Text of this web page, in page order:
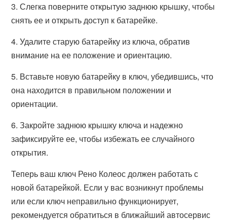
3. Слегка поверните открытую заднюю крышку, чтобы
снять ее и открыть доступ к батарейке.
4. Удалите старую батарейку из ключа, обратив
внимание на ее положение и ориентацию.
5. Вставьте новую батарейку в ключ, убедившись, что
она находится в правильном положении и
ориентации.
6. Закройте заднюю крышку ключа и надежно
зафиксируйте ее, чтобы избежать ее случайного
открытия.
Теперь ваш ключ Рено Колеос должен работать с
новой батарейкой. Если у вас возникнут проблемы
или если ключ неправильно функционирует,
рекомендуется обратиться в ближайший автосервис